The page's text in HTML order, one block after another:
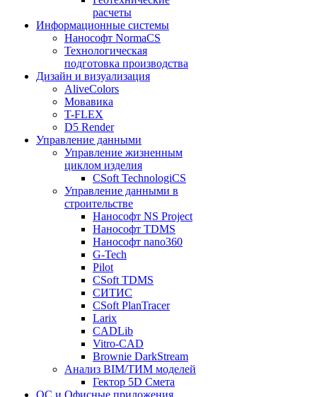
расчеты
Информационные системы
Нанософт NormaCS
Технологическая
подготовка производства
Дизайн и визуализация
AliveColors
Мовавика
T-FLEX
D5 Render
Управление данными
Управление жизненным
циклом изделия
CSoft TechnologiCS
Управление данными в
строительстве
Нанософт NS Project
Нанософт TDMS
Нанософт nano360
G-Tech
Pilot
CSoft TDMS
СИТИС
CSoft PlanTracer
Larix
CADLib
Vitro-CAD
Brownie DarkStream
Анализ BIM/ТИМ моделей
Гектор 5D Смета
ОС и Офисные приложения